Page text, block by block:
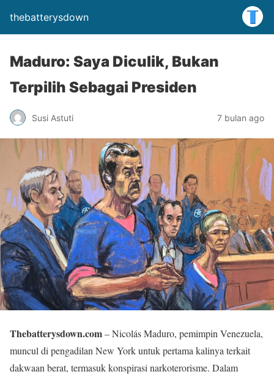
thebatterysdown
Maduro: Saya Diculik, Bukan
Terpilih Sebagai Presiden
Susi Astuti 7 bulan ago
Thebatterysdown.com– Nicolás Maduro, pemimpin Venezuela,
muncul di pengadilan New York untuk pertama kalinya terkait
dakwaan berat, termasuk konspirasi narkoterorisme. Dalam